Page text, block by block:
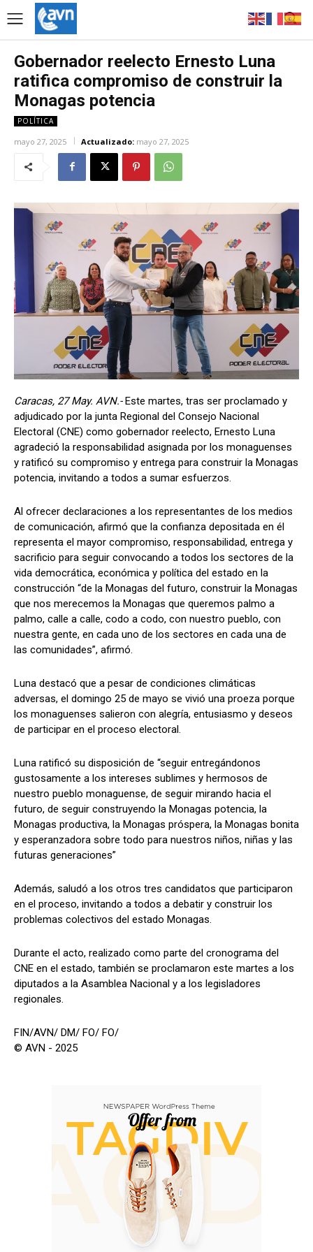
Gobernador reelecto Ernesto Luna
ratifica compromiso de construir la
Monagas potencia
POLÍTICA
mayo 27, 2025 Actualizado: mayo 27, 2025
Caracas, 27 May. AVN.-Este martes, tras ser proclamado y
adjudicado por la junta Regional del Consejo Nacional
Electoral (CNE) como gobernador reelecto, Ernesto Luna
agradeció la responsabilidad asignada por los monaguenses
y ratificó su compromiso y entrega para construir la Monagas
potencia, invitando a todos a sumar esfuerzos.
Al ofrecer declaraciones a los representantes de los medios
de comunicación, afirmó que la confianza depositada en él
representa el mayor compromiso, responsabilidad, entrega y
sacrificio para seguir convocando a todos los sectores de la
vida democrática, económica y política del estado en la
construcción “de la Monagas del futuro, construir la Monagas
que nos merecemos la Monagas que queremos palmo a
palmo, calle a calle, codo a codo, con nuestro pueblo, con
nuestra gente, en cada uno de los sectores en cada una de
las comunidades”, afirmó.
Luna destacó que a pesar de condiciones climáticas
adversas, el domingo 25 de mayo se vivió una proeza porque
los monaguenses salieron con alegría, entusiasmo y deseos
de participar en el proceso electoral.
Luna ratificó su disposición de “seguir entregándonos
gustosamente a los intereses sublimes y hermosos de
nuestro pueblo monaguense, de seguir mirando hacia el
futuro, de seguir construyendo la Monagas potencia, la
Monagas productiva, la Monagas próspera, la Monagas bonita
y esperanzadora sobre todo para nuestros niños, niñas y las
futuras generaciones”
Además, saludó a los otros tres candidatos que participaron
en el proceso, invitando a todos a debatir y construir los
problemas colectivos del estado Monagas.
Durante el acto, realizado como parte del cronograma del
CNE en el estado, también se proclamaron este martes a los
diputados a la Asamblea Nacional y a los legisladores
regionales.
FIN/AVN/ DM/ FO/ FO/
© AVN - 2025